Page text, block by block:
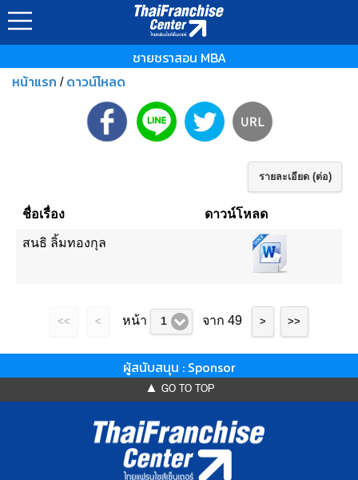
ชายชราสอน MBA
หน้าแรก / ดาวน์โหลด
รายละเอียด (ต่อ)
ชื่อเรื่อง ดาวน์โหลด
สนธิ ลิ้มทองกุล
<< < หน้า 1 จาก 49 > >>
ผู้สนับสนุน : Sponsor
▲ GO TO TOP